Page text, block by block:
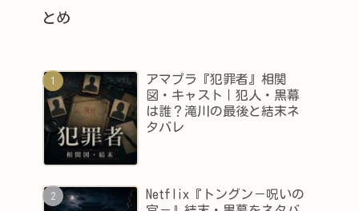
とめ
アマプラ『犯罪者』相関
図・キャスト｜犯人・黒幕
は誰？滝川の最後と結末ネ
タバレ
Netflix『トングン－呪いの